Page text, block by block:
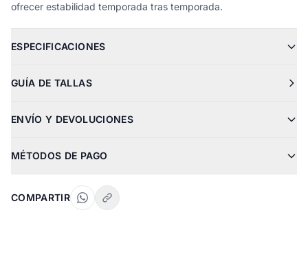
ofrecer estabilidad temporada tras temporada.
ESPECIFICACIONES
GUÍA DE TALLAS
ENVÍO Y DEVOLUCIONES
MÉTODOS DE PAGO
COMPARTIR